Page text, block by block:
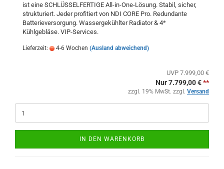
ist eine SCHLÜSSELFERTIGE All-in-One-Lösung. Stabil, sicher,
strukturiert. Jeder profitiert von NDI CORE Pro. Redundante
Batterieversorgung. Wassergekühlter Radiator & 4*
Kühlgebläse. VIP-Services.
Lieferzeit: 4-6 Wochen (Ausland abweichend)
UVP 7.999,00 €
Nur 7.799,00 €**
zzgl. 19% MwSt. zzgl. Versand
IN DEN WARENKORB